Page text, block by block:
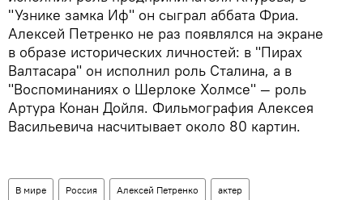
"Узнике замка Иф" он сыграл аббата Фриа.
Алексей Петренко не раз появлялся на экране
в образе исторических личностей: в "Пирах
Валтасара" он исполнил роль Сталина, а в
"Воспоминаниях о Шерлоке Холмсе" — роль
Артура Конан Дойля. Фильмография Алексея
Васильевича насчитывает около 80 картин.
В мире Россия Алексей Петренко актер